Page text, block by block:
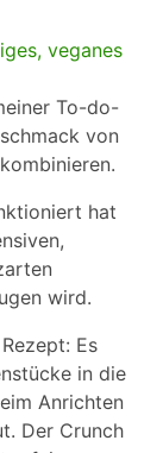
To-do-
von
hat
wird.
Es
in die
Anrichten
Der Crunch